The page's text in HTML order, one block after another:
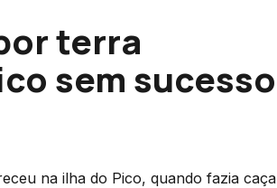
terra
sem sucesso
na ilha do Pico, quando fazia caça